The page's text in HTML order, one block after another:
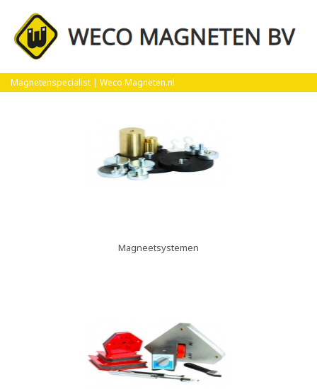
Magnetenspecialist | Weco Magneten.nl
Product Groep
Magneetsystemen